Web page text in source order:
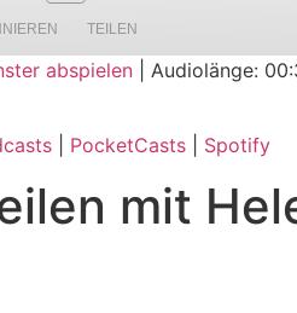
TEILEN
abspielen Audiolänge:
PocketCasts Spotify
mit